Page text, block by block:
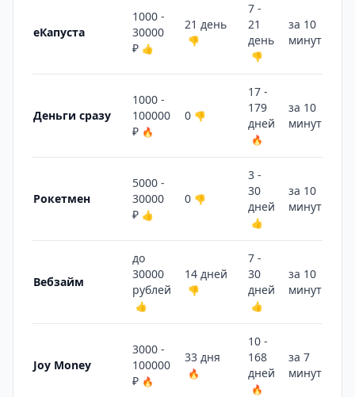
еКапуста
1000 -
30000
₽ 👍
21 день
👎
7 -
21
день
👎
за 10
минут
Деньги сразу
1000 -
100000
₽ 🔥
0 👎
17 -
179
дней
🔥
за 10
минут
Рокетмен
5000 -
30000
₽ 👍
0 👎
3 -
30
дней
👍
за 10
минут
Вебзайм
до
30000
рублей
👍
14 дней
👎
7 -
30
дней
👍
за 10
минут
Joy Money
3000 -
100000
₽ 🔥
33 дня
🔥
10 -
168
дней
🔥
за 7
минут